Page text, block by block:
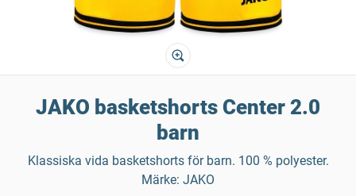
JAKO basketshorts Center 2.0
barn
Klassiska vida basketshorts för barn. 100 % polyester.
Märke: JAKO